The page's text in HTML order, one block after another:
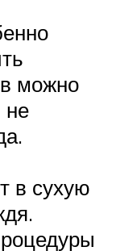
можно
не
в сухую